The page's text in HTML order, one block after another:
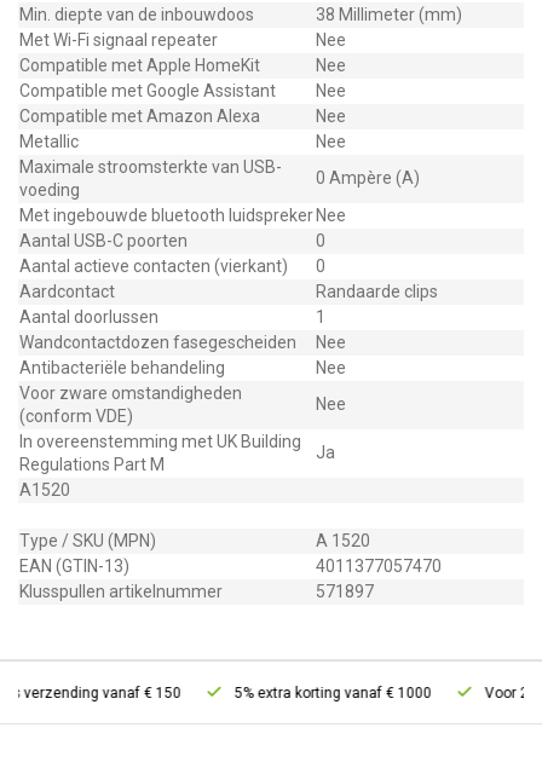
Min. diepte van de inbouwdoos
38 Millimeter (mm)
Met Wi-Fi signaal repeater
Nee
Compatible met Apple HomeKit
Nee
Compatible met Google Assistant
Nee
Compatible met Amazon Alexa
Nee
Metallic
Nee
Maximale stroomsterkte van USB-
voeding
0 Ampère (A)
Met ingebouwde bluetooth luidspreker Nee
Aantal USB-C poorten
0
Aantal actieve contacten (vierkant)
0
Aardcontact
Randaarde clips
Aantal doorlussen
1
Wandcontactdozen fasegescheiden
Nee
Antibacteriële behandeling
Nee
Voor zware omstandigheden
(conform VDE)
Nee
In overeenstemming met UK Building
Regulations Part M
Ja
A1520
Type / SKU (MPN)
A 1520
EAN (GTIN-13)
4011377057470
Klusspullen artikelnummer
571897
verzending vanaf € 150 5% extra korting vanaf € 1000 Voor 21u